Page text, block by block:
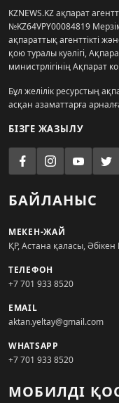
KZNEWS.KZ ақпарат
№KZ64VPY00084819
ақпараттық агенттікті
қою туралы куәлігі,
министрлігінің Ақпарат
Бұл желілік ресурстың
асқан азаматтарға
БІЗГЕ ЖАЗЫЛУ
БАЙЛАНЫС
МЕКЕН-ЖАЙ
ҚР, Астана қаласы, Әбікен
ТЕЛЕФОН
+7 701 933 8520
EMAIL
aktan.yeltay@gmail.com
WHATSAPP
+7 701 933 8520
МОБИЛДІ